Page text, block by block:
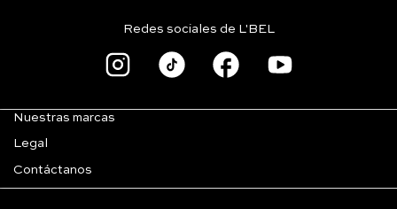
Nuestras marcas
Legal
Contáctanos
Redes sociales de L'BEL